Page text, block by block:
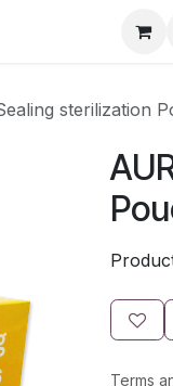
sterilization
Terms